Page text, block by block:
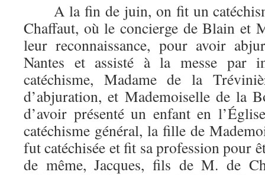
A la fin de juin, on fit un
Chaffaut, où le concierge de Blain et
leur reconnaissance, pour avoir
Nantes et assisté à la messe par
catéchisme, Madame de la
d’abjuration, et Mademoiselle de la
d’avoir présenté un enfant en
catéchisme général, la fille de
fut catéchisée et fit sa profession pour
de même, Jacques, fils de M. de